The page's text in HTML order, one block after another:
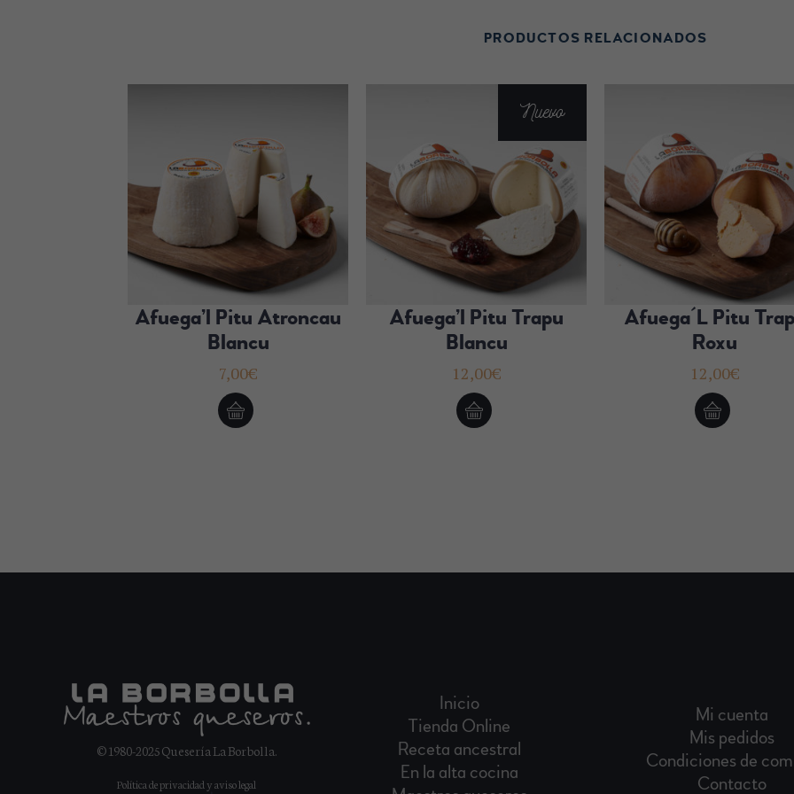
PRODUCTOS RELACIONADOS
Afuega’l Pitu Atroncau
Blancu
7,00€
Nuevo
Afuega’l Pitu Trapu
Blancu
12,00€
Afuega´l Pitu
Roxu
12,00€
© 1980-2025 Quesería La Borbolla.
Política de privacidad yaviso legal
Inicio
Tienda Online
Receta ancestral
En la alta cocina
Mi cuenta
Mis pedidos
Condiciones de
Contacto